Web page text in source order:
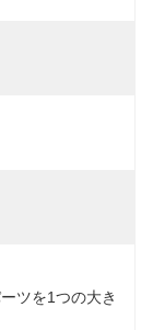
ツを1つの大き